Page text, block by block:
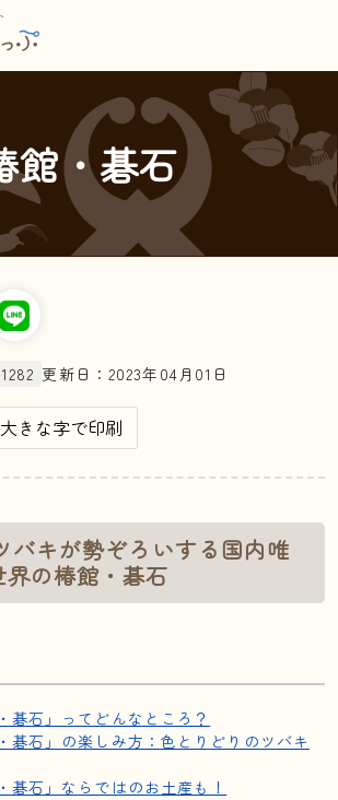
館・碁石
更新日：2023年04月01日
大きな字で印刷
バキが勢ぞろいする国内唯
の椿館・碁石
碁石」ってどんなところ？
碁石」の楽しみ方：色とりどりのツバキ
碁石」ならではのお土産も！